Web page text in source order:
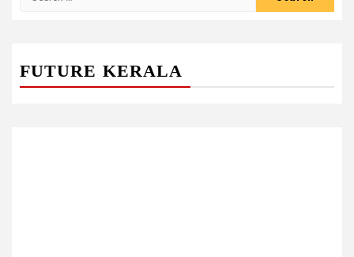
FUTURE KERALA